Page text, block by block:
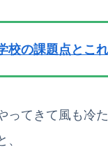
校の課題点とこ
ってきて風も冷